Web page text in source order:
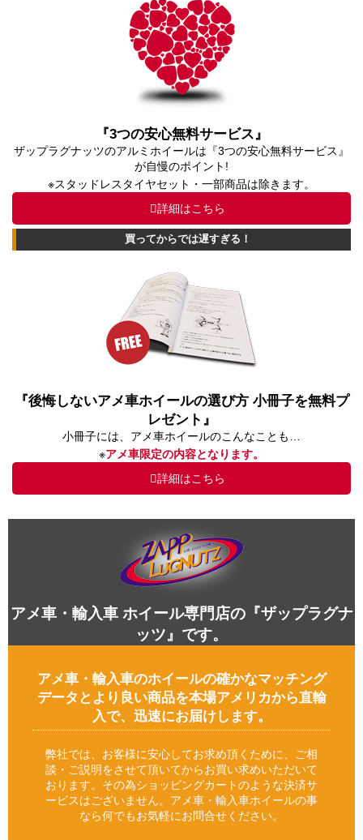
『3つの安心無料サービス』
ザップラグナッツのアルミホイールは『3つの安心無料サービス』
が自慢のポイント!
※スタッドレスタイヤセット・一部商品は除きます。
詳細はこちら
買ってからでは遅すぎる！
『後悔しないアメ車ホイールの選び方 小冊子を無料プ
レゼント』
小冊子には、アメ車ホイールのこんなことも…
※アメ車限定の内容となります。
詳細はこちら
アメ車・輸入車 ホイール専門店の『ザップラグナ
ッツ』です。
アメ車・輸入車のホイールの確かなマッチング
データとより良い商品を本場アメリカから直輸
入で、迅速にお届けします。
弊社では、お客様に安心してお求め頂くために、ご相
談・ご説明をさせて頂いてからお買い求めいただいて
おります。その為ショッピングカートのような決済サ
ービスはございません。アメ車・輸入車ホイールの事
なら何でもお気軽にお問合せください。